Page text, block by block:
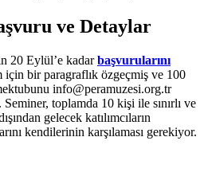
ve Detaylar
20 Eylül’e kadarbaşvurularını
için bir paragraflık özgeçmiş ve 100
info@peramuzesi.org.tr
toplamda 10 kişi ile sınırlı ve
gelecek katılımcıların
kendilerinin karşılaması gerekiyor.